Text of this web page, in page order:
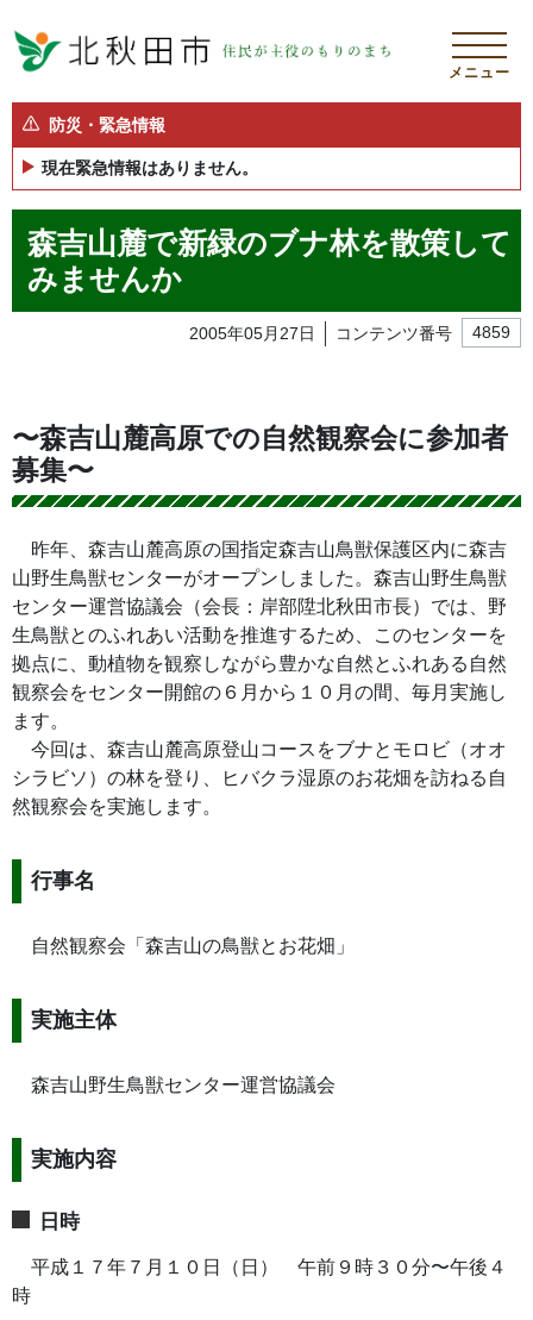
メニュー
防災・緊急情報
現在緊急情報はありません。
森吉山麓で新緑のブナ林を散策して
みませんか
2005年05月27日 コンテンツ番号 4859
〜森吉山麓高原での自然観察会に参加者
募集〜
昨年、森吉山麓高原の国指定森吉山鳥獣保護区内に森吉
山野生鳥獣センターがオープンしました。森吉山野生鳥獣
センター運営協議会（会長：岸部陞北秋田市長）では、野
生鳥獣とのふれあい活動を推進するため、このセンターを
拠点に、動植物を観察しながら豊かな自然とふれある自然
観察会をセンター開館の６月から１０月の間、毎月実施し
ます。
今回は、森吉山麓高原登山コースをブナとモロビ（オオ
シラビソ）の林を登り、ヒバクラ湿原のお花畑を訪ねる自
然観察会を実施します。
行事名
自然観察会「森吉山の鳥獣とお花畑」
実施主体
森吉山野生鳥獣センター運営協議会
実施内容
日時
平成１７年７月１０日（日） 午前９時３０分〜午後４
時